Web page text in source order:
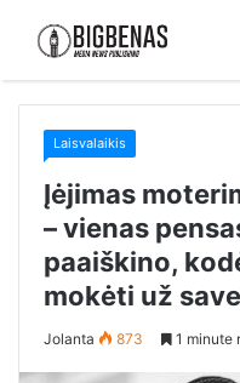
Laisvalaikis
Įėjimas
– vienas
paaiškino,
mokėti už save
Jolanta 873 1 minute